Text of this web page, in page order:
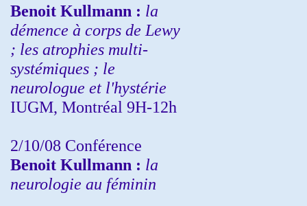
Benoit Kullmann : la
démence à corps de Lewy
; les atrophies multi-
systémiques ; le
neurologue et l'hystérie
IUGM, Montréal 9H-12h
2/10/08 Conférence
Benoit Kullmann : la
neurologie au féminin